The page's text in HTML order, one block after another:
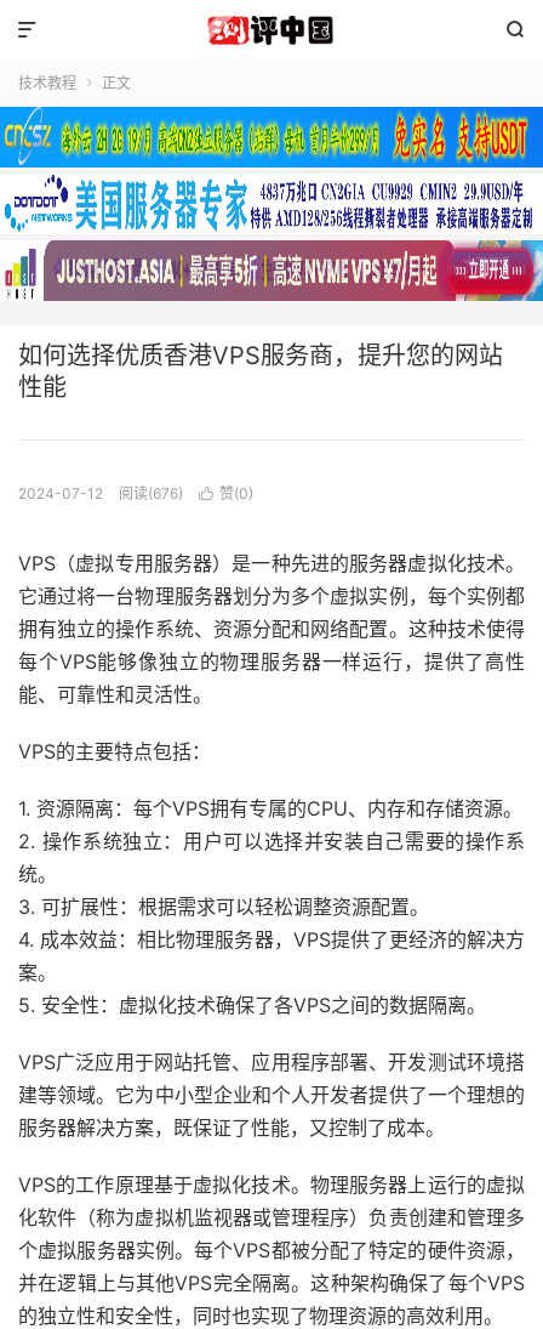


技术教程  正文
如何选择优质香港VPS服务商，提升您的网站
性能
2024-07-12 阅读(676)  赞(0)
VPS（虚拟专用服务器）是一种先进的服务器虚拟化技术。
它通过将一台物理服务器划分为多个虚拟实例，每个实例都
拥有独立的操作系统、资源分配和网络配置。这种技术使得
每个VPS能够像独立的物理服务器一样运行，提供了高性
能、可靠性和灵活性。
VPS的主要特点包括：
1. 资源隔离：每个VPS拥有专属的CPU、内存和存储资源。
2. 操作系统独立：用户可以选择并安装自己需要的操作系
统。
3. 可扩展性：根据需求可以轻松调整资源配置。
4. 成本效益：相比物理服务器，VPS提供了更经济的解决方
案。
5. 安全性：虚拟化技术确保了各VPS之间的数据隔离。
VPS广泛应用于网站托管、应用程序部署、开发测试环境搭
建等领域。它为中小型企业和个人开发者提供了一个理想的
服务器解决方案，既保证了性能，又控制了成本。
VPS的工作原理基于虚拟化技术。物理服务器上运行的虚拟
化软件（称为虚拟机监视器或管理程序）负责创建和管理多
个虚拟服务器实例。每个VPS都被分配了特定的硬件资源，
并在逻辑上与其他VPS完全隔离。这种架构确保了每个VPS
的独立性和安全性，同时也实现了物理资源的高效利用。